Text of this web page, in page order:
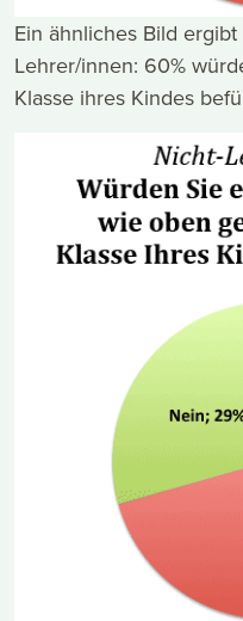
Ein ähnliches Bild
Lehrer/innen: 60%
Klasse ihres Kindes